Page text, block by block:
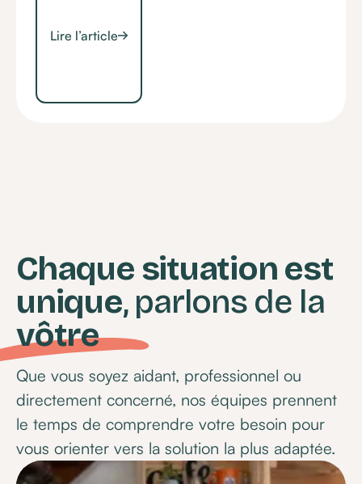
Lire l’article
Chaque situation est
unique, parlons de la
vôtre
Que vous soyez aidant, professionnel ou
directement concerné, nos équipes prennent
le temps de comprendre votre besoin pour
vous orienter vers la solution la plus adaptée.